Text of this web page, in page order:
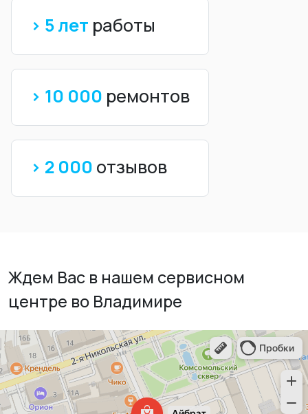
> 5 лет работы
> 10 000 ремонтов
> 2 000 отзывов
Ждем Вас в нашем сервисном
центре во Владимире